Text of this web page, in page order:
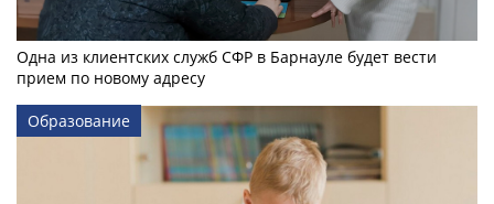
Одна из клиентских служб СФР в Барнауле будет вести
прием по новому адресу
Образование